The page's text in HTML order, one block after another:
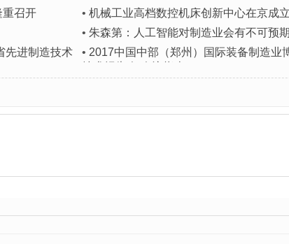
重召开 • 机械工业高档数控机床创新中心在京成立
• 朱森第：人工智能对制造业会有不可预
先进制造技术
• 2017中国中部（郑州）国际装备制造业